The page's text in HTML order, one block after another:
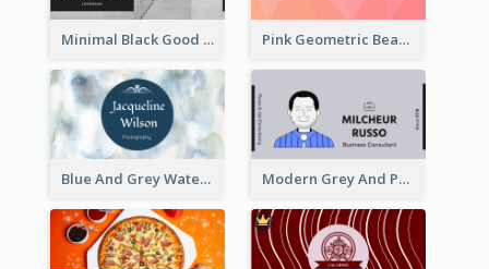
Minimal Black Good Space Interior Business Card Pink Geometric Beauty Consultant Business Card
Blue And Grey Watercolor Photography Business Card Modern Grey And Purple Business Consultant Card